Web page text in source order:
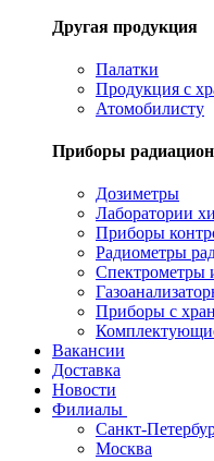
Другая продукция
Палатки
Продукция с
Атомобилисту
Приборы
Дозиметры
Лаборатории
Приборы
Радиометры
Спектрометры
Приборы с
Вакансии
Доставка
Новости
Филиалы
Санкт-
Москва